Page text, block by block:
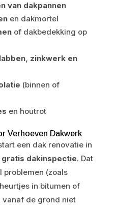
van dakpannen
en dakmortel
of dakbedekking op
zinkwerk en
(binnen of
en houtrot
Verhoeven Dakwerk
een dak renovatie in
gratis dakinspectie. Dat
problemen (zoals
in bitumen of
de grond niet